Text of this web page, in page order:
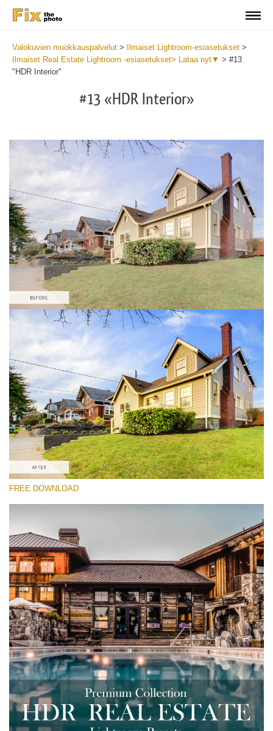
Valokuvien muokkauspalvelut > Ilmaiset Lightroom-esiasetukset >
Ilmaiset Real Estate Lightroom -esiasetukset> Lataa nyt▼ > #13
"HDR Interior"
#13 «HDR Interior»
Please select
Real Estate HDR Preset #3
(40 Lr Presets)
Real Estate Collection
(120 Lr Presets)
Must-Have Collection
(1432 Lr Presets)
FREE DOWNLOAD